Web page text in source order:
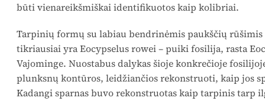
būti vienareikšmiškai identifikuotos kaip kolibriai.
Tarpinių formų su labiau bendrinėmis paukščių
tikriausiai yra Eocypselus rowei – puiki fosilija, rasta
Vajominge. Nuostabus dalykas šioje konkrečioje
plunksnų kontūros, leidžiančios rekonstruoti, kaip jos
Kadangi sparnas buvo rekonstruotas kaip tarpinis tarp